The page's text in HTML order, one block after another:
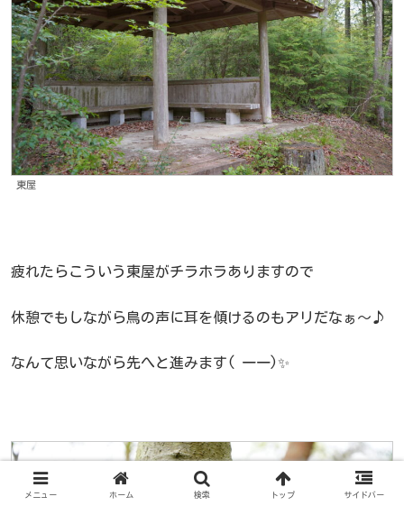
東屋
疲れたらこういう東屋がチラホラありますので
休憩でもしながら鳥の声に耳を傾けるのもアリだなぁ～♪
なんて思いながら先へと進みます( 一一)✨
メニュー ホーム 検索 トップ サイドバー